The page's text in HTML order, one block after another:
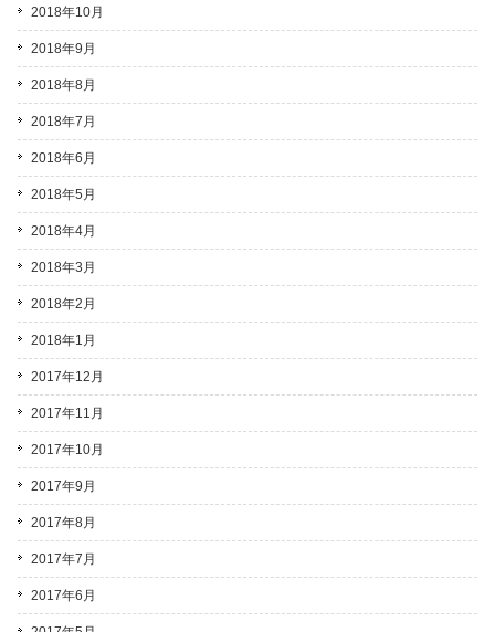
2018年10月
2018年9月
2018年8月
2018年7月
2018年6月
2018年5月
2018年4月
2018年3月
2018年2月
2018年1月
2017年12月
2017年11月
2017年10月
2017年9月
2017年8月
2017年7月
2017年6月